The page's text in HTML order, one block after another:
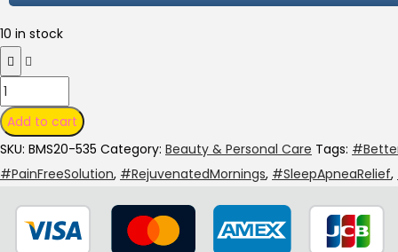
10 in stock
Add to cart
SKU: BMS20-535 Category: Beauty & Personal Care Tags:
#PainFreeSolution, #RejuvenatedMornings, #SleepApneaRelief,